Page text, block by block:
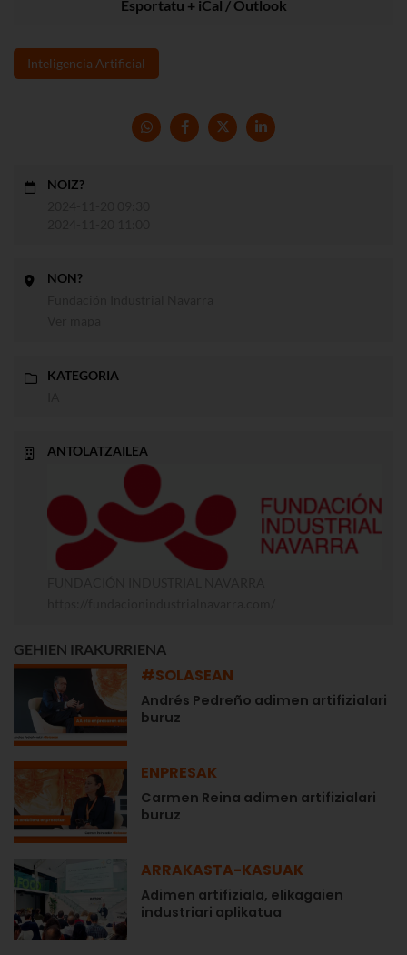
Esportatu + iCal / Outlook
Inteligencia Artificial
NOIZ?
NON?
KATEGORIA
ANTOLATZAILEA
GEHIEN IRAKURRIENA
#SOLASEAN
Andrés Pedreño adimen artifizialari
buruz
ENPRESAK
Carmen Reina adimen artifizialari
buruz
ARRAKASTA-KASUAK
Adimen artifiziala, elikagaien
industriari aplikatua